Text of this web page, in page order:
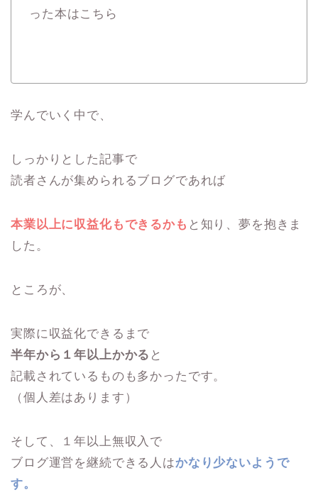
った本はこちら
学んでいく中で、
しっかりとした記事で
読者さんが集められるブログであれば
本業以上に収益化もできるかも と知り、夢を抱きま
した。
ところが、
実際に収益化できるまで
半年から１年以上かかる と
記載されているものも多かったです。
（個人差はあります）
そして、１年以上無収入で
ブログ運営を継続できる人はかなり少ないようで
す。